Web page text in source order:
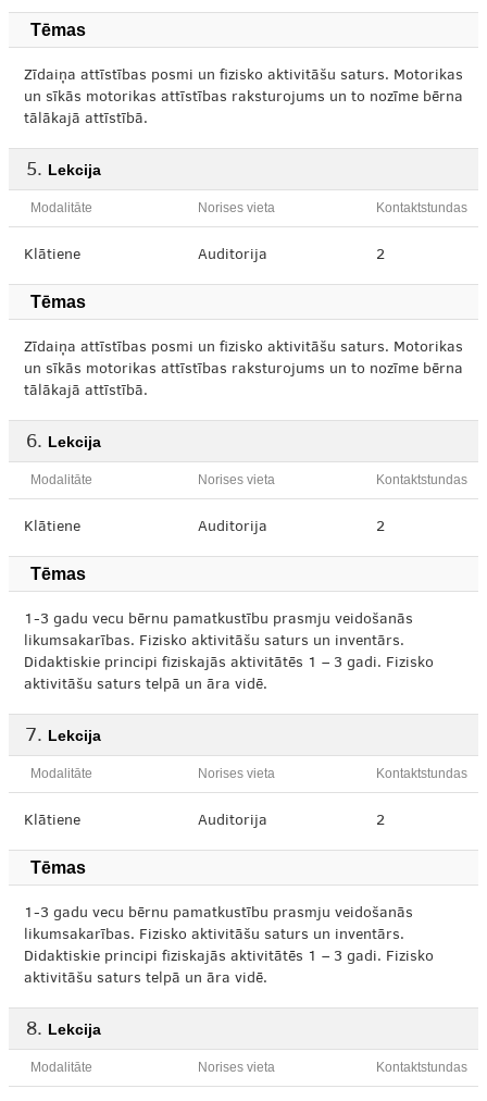
Tēmas
Zīdaiņa attīstības posmi un fizisko aktivitāšu saturs. Motorikas
un sīkās motorikas attīstības raksturojums un to nozīme bērna
tālākajā attīstībā.
Lekcija
Modalitāte Norises vieta Kontaktstundas
Klātiene Auditorija 2
Tēmas
Zīdaiņa attīstības posmi un fizisko aktivitāšu saturs. Motorikas
un sīkās motorikas attīstības raksturojums un to nozīme bērna
tālākajā attīstībā.
Lekcija
Modalitāte Norises vieta Kontaktstundas
Klātiene Auditorija 2
Tēmas
1-3 gadu vecu bērnu pamatkustību prasmju veidošanās
likumsakarības. Fizisko aktivitāšu saturs un inventārs.
Didaktiskie principi fiziskajās aktivitātēs 1 – 3 gadi. Fizisko
aktivitāšu saturs telpā un āra vidē.
Lekcija
Modalitāte Norises vieta Kontaktstundas
Klātiene Auditorija 2
Tēmas
1-3 gadu vecu bērnu pamatkustību prasmju veidošanās
likumsakarības. Fizisko aktivitāšu saturs un inventārs.
Didaktiskie principi fiziskajās aktivitātēs 1 – 3 gadi. Fizisko
aktivitāšu saturs telpā un āra vidē.
Lekcija
Modalitāte Norises vieta Kontaktstundas